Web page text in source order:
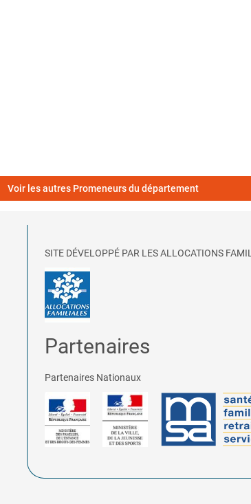
Voir les autres Promeneurs du département
SITE DÉVELOPPÉ PAR LES ALLOCATIONS
Partenaires
Partenaires Nationaux